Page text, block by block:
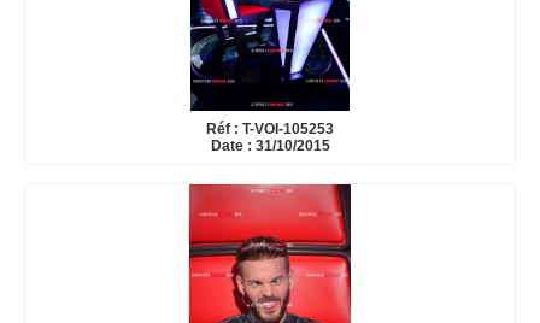
Réf : T-VOI-105253
Date : 31/10/2015